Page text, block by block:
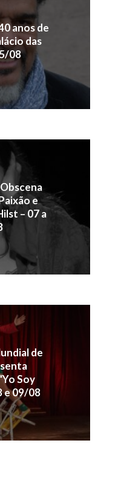
anos de
das
08
e
– 07 a
de
Soy
e 09/08